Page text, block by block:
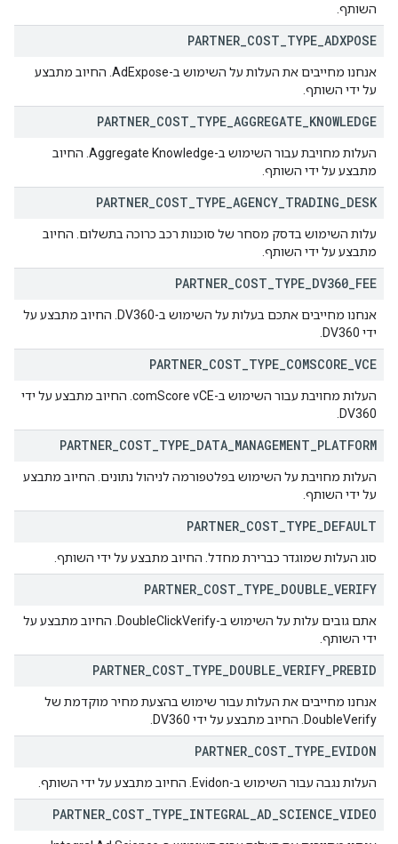
השותף.
PARTNER COST TYPE ADXPOSE
אנחנו מחייבים את העלות על השימוש ב-AdExpose. החיוב מתבצע
על ידי השותף.
PARTNER COST TYPE AGGREGATE KNOWLEDGE
העלות מחויבת עבור השימוש ב-Aggregate Knowledge. החיוב
מתבצע על ידי השותף.
PARTNER COST TYPE AGENCY TRADING DESK
עלות השימוש בדסק מסחר של סוכנות רכב כרוכה בתשלום. החיוב
מתבצע על ידי השותף.
PARTNER COST TYPE DV360 FEE
אנחנו מחייבים אתכם בעלות על השימוש ב-DV360. החיוב מתבצע על
ידי DV360.
PARTNER COST TYPE COMSCORE VCE
העלות מחויבת עבור השימוש ב-comScore vCE. החיוב מתבצע על ידי
DV360.
PARTNER COST TYPE DATA MANAGEMENT PLATFORM
העלות מחויבת על השימוש בפלטפורמה לניהול נתונים. החיוב מתבצע
על ידי השותף.
PARTNER COST TYPE DEFAULT
סוג העלות שמוגדר כברירת מחדל. החיוב מתבצע על ידי השותף.
PARTNER COST TYPE DOUBLE VERIFY
אתם גובים עלות על השימוש ב-DoubleClickVerify. החיוב מתבצע על
ידי השותף.
PARTNER COST TYPE DOUBLE VERIFY PREBID
אנחנו מחייבים את העלות עבור שימוש בהצעת מחיר מוקדמת של
DoubleVerify. החיוב מתבצע על ידי DV360.
PARTNER COST TYPE EVIDON
העלות נגבה עבור השימוש ב-Evidon. החיוב מתבצע על ידי השותף.
PARTNER COST TYPE INTEGRAL AD SCIENCE VIDEO